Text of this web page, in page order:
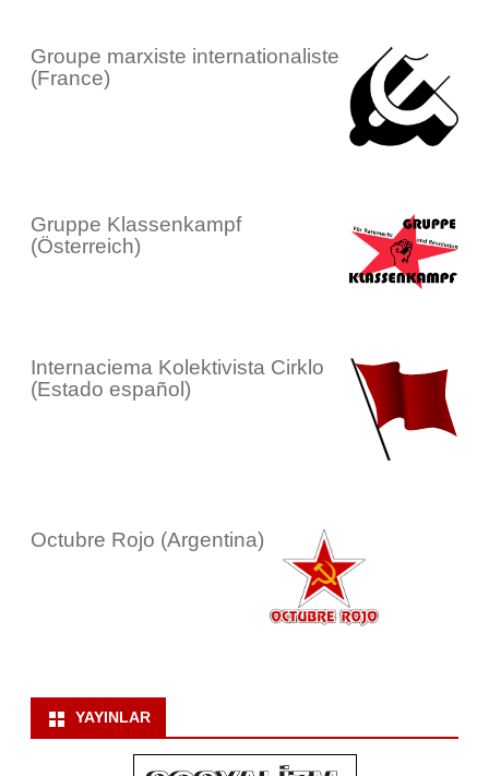
Groupe marxiste internationaliste
(France)
Gruppe Klassenkampf
(Österreich)
Internaciema Kolektivista Cirklo
(Estado español)
Octubre Rojo (Argentina)
YAYINLAR